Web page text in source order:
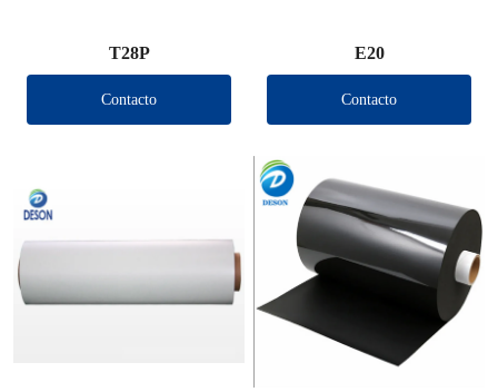
T28P
Contacto
E20
Contacto